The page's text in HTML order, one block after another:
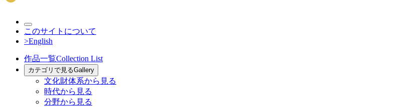
このサイトについて
>English
作品一覧Collection List
カテゴリで見るGallery
文化財体系から見る
時代から見る
分野から見る